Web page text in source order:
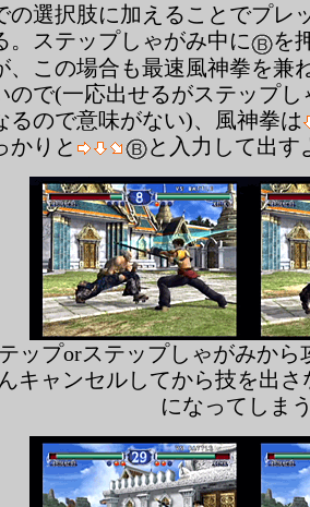
の選択肢に加えることでプレ
。ステップしゃがみ中に
を
、この場合も最速風神拳を兼
ので(一応出せるがステップ
るので意味がない)、風神拳は
かりと
と入力して出す
ップorステップしゃがみか
キャンセルしてから技を出
になってしま